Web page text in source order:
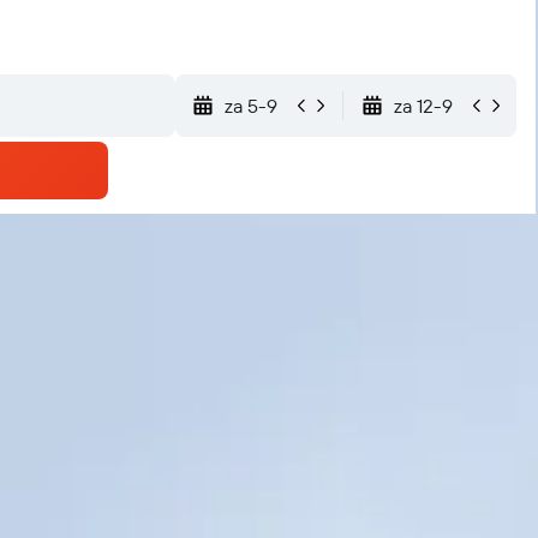
za 5-9 za 12-9